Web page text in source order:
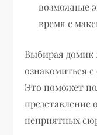
возможные
время с
Выбирая домик
ознакомиться
Это поможет
представление
неприятных